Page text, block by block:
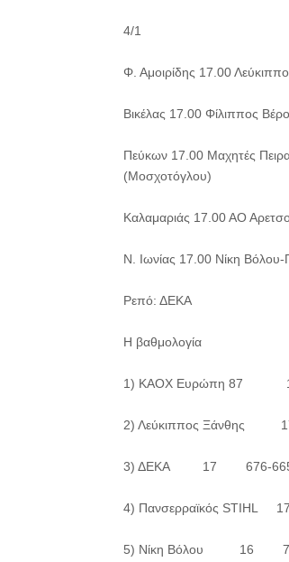
4/1
Φ. Αμοιρίδης 17.00
Βικέλας 17.00 Φίλιππος
Πεύκων 17.00 Μαχητές
(Μοσχοτόγλου)
Καλαμαριάς 17.00 ΑΟ
Ν. Ιωνίας 17.00 Νίκη
Ρεπό: ΔΕΚΑ
Η βαθμολογία
1) ΚΑOX Ευρώπη
2) Λεύκιππος
3) ΔΕΚΑ 17 676-
4) Πανσερραϊκός
5) Νίκη Βόλου 16